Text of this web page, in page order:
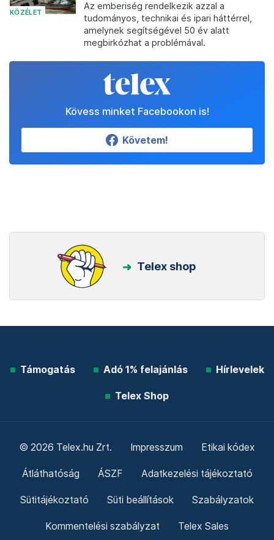
KÖZÉLET
Az emberiség rendelkezik azzal a
tudományos, technikai és ipari háttérrel,
amelynek segítségével 50 év alatt
megbirkózhat a problémával.
Kövess minket Facebookon is!
Követem!
Telex shop
Támogatás Adó 1% felajánlás Hírlevelek
Telex Shop
© 2026 Telex.hu Zrt. Impresszum Etikai kódex
Átláthatóság ÁSZF Adatkezelési tájékoztató
Sütitájékoztató Süti beállítások Szabályzatok
Kommentelési szabályzat Telex Sales